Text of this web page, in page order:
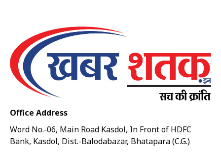
Office Address
Word No.-06, Main Road Kasdol, In Front of HDFC
Bank, Kasdol, Dist.-Balodabazar, Bhatapara (C.G.)